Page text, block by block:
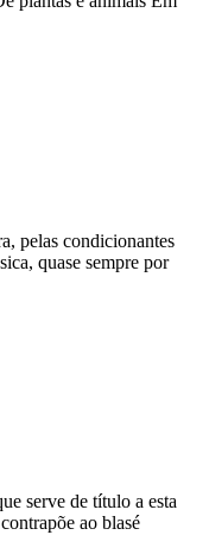
pelas condicionantes
quase sempre por
serve de título a esta
ao blasé